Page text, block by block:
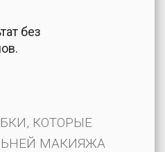
без
КОТОРЫЕ
МАКИЯЖА